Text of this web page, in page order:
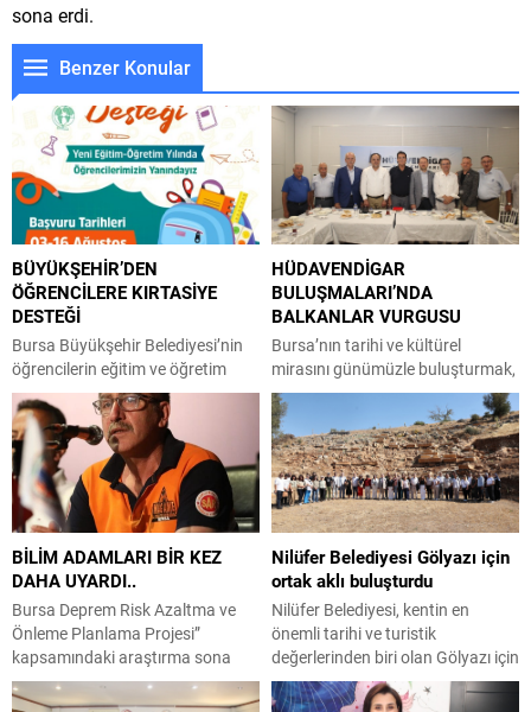
sona erdi.
Benzer Konular
BÜYÜKŞEHİR’DEN
ÖĞRENCİLERE KIRTASİYE
DESTEĞİ
Bursa Büyükşehir Belediyesi’nin
öğrencilerin eğitim ve öğretim
hayatına katkıda bulunmak
amacıyla hayata geçirdiği
‘Kırtasiye Desteği’ne başvurular
başladı. Büyükşehir Belediyesi,
Bursa Yuvam Çocuk Etkinlik
Merkezleri’nden YKS Hazırlık
Kursları ve üniversite tercih
desteğine kadar eğitimin her
kademesinde öğrencilere ve
ailelerine destek olmayı
sürdürüyor. Bu kapsamda ilkokul,
ortaokul ve lise öğrencilerine
verilecek ‘Kırtasiye...
HÜDAVENDİGAR
BULUŞMALARI’NDA
BALKANLAR VURGUSU
Bursa’nın tarihi ve kültürel
mirasını günümüzle buluşturmak,
akademisyenler, kamu yöneticileri,
iş insanları, eğitimciler ve sivil
toplum temsilcilerini aynı masa
etrafında bir araya getirmek
amacıyla, önceki dönem
Osmangazi Belediye Başkanı ve
22. Dönem Bursa Milletvekili
Mustafa Dündar öncülüğünde
başlatılan Hüdavendigar
Buluşmaları’nın 19.’su
gerçekleştirildi. Toplantının konuk
konuşmacısı Kuzey
Makedonya’nın Tetova
(Kalkandelen) Devlet...
BİLİM ADAMLARI BİR KEZ
DAHA UYARDI..
Bursa Deprem Risk Azaltma ve
Önleme Planlama Projesi”
kapsamındaki araştırma sona
erdi. MAG DER Yönetim Kurulu
Başkanı Yusuf Yumru, hazırlanan
Nilüfer Belediyesi Gölyazı için
ortak aklı buluşturdu
Nilüfer Belediyesi, kentin en
önemli tarihi ve turistik
değerlerinden biri olan Gölyazı için
çalıştay düzenledi. Aziz
Panteleimon Kilisesi’ndeki